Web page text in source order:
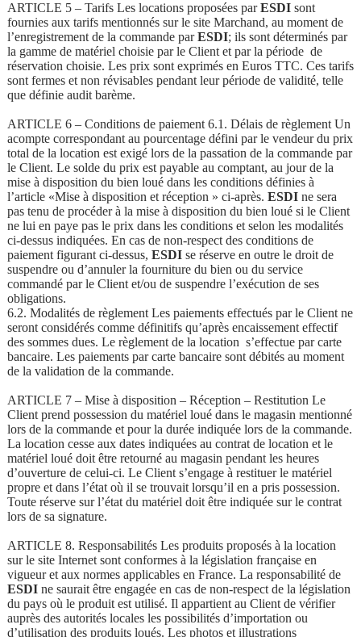
ARTICLE 5 – Tarifs Les locations proposées parESDIsont
fournies aux tarifs mentionnés sur le site Marchand, au moment de
l’enregistrement de la commande parESDI; ils sont déterminés par
la gamme de matériel choisie par le Client et par la période de
réservation choisie. Les prix sont exprimés en Euros TTC. Ces tarifs
sont fermes et non révisables pendant leur période de validité, telle
que définie audit barème.
ARTICLE 6 – Conditions de paiement 6.1. Délais de règlement Un
acompte correspondant au pourcentage défini par le vendeur du prix
total de la location est exigé lors de la passation de la commande par
le Client. Le solde du prix est payable au comptant, au jour de la
mise à disposition du bien loué dans les conditions définies à
l’article «Mise à disposition et réception » ci-après. ESDIne sera
pas tenu de procéder à la mise à disposition du bien loué si le Client
ne lui en paye pas le prix dans les conditions et selon les modalités
ci-dessus indiquées. En cas de non-respect des conditions de
paiement figurant ci-dessus, ESDIse réserve en outre le droit de
suspendre ou d’annuler la fourniture du bien ou du service
commandé par le Client et/ou de suspendre l’exécution de ses
obligations.
6.2. Modalités de règlement Les paiements effectués par le Client ne
seront considérés comme définitifs qu’après encaissement effectif
des sommes dues. Le règlement de la location s’effectue par carte
bancaire. Les paiements par carte bancaire sont débités au moment
de la validation de la commande.
ARTICLE 7 – Mise à disposition – Réception – Restitution Le
Client prend possession du matériel loué dans le magasin mentionné
lors de la commande et pour la durée indiquée lors de la commande.
La location cesse aux dates indiquées au contrat de location et le
matériel loué doit être retourné au magasin pendant les heures
d’ouverture de celui-ci. Le Client s’engage à restituer le matériel
propre et dans l’état où il se trouvait lorsqu’il en a pris possession.
Toute réserve sur l’état du matériel doit être indiquée sur le contrat
lors de sa signature.
ARTICLE 8. Responsabilités Les produits proposés à la location
sur le site Internet sont conformes à la législation française en
vigueur et aux normes applicables en France. La responsabilité de
ESDIne saurait être engagée en cas de non-respect de la législation
du pays où le produit est utilisé. Il appartient au Client de vérifier
auprès des autorités locales les possibilités d’importation ou
d’utilisation des produits loués. Les photos et illustrations